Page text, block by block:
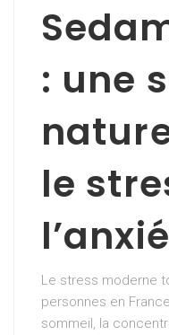
: une
le
Le stress moderne
personnes en
sommeil, la